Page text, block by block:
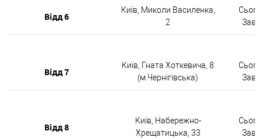
Відд 6
Київ, Миколи Василенка,
2
Відд 7
Київ, Гната Хоткевича, 8
(м.Чернігівська)
Відд 8
Київ, Набережно-
Хрещатицька, 33